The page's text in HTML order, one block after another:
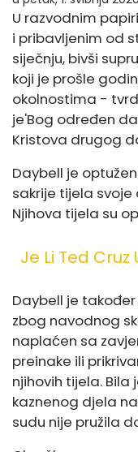
U razvodnim
i pribavljenim od
siječnju, bivši
koji je prošle
okolnostima -
je'Bog određen
Kristova drugog
Daybell je optužen
sakrije tijela
Njihova tijela su
Je Li Ted
Daybell je
zbog navodnog
naplaćen sa
preinake ili
njihovih tijela. Bila
kaznenog djela
sudu nije pružila